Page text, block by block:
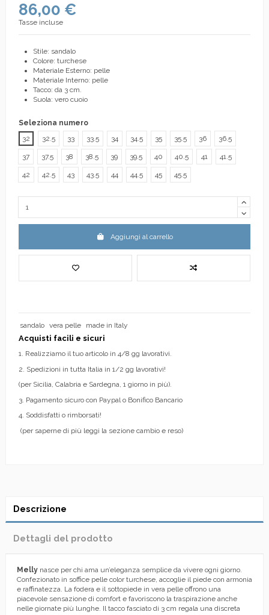
86,00 €
Tasse incluse
Stile: sandalo
Colore: turchese
Materiale Esterno: pelle
Materiale Interno: pelle
Tacco: da 3 cm.
Suola: vero cuoio
Seleziona numero
32
32.5 33 33.5 34 34.5 35 35.5 36 36.5
37 37.5 38 38.5 39 39.5 40 40.5 41 41.5
42 42.5 43 43.5 44 44.5 45 45.5
Aggiungi al carrello
sandalo vera pelle made in Italy
Acquisti facili e sicuri
1. Realizziamo il tuo articolo in 4/8 gg lavorativi.
2. Spedizioni in tutta Italia in 1/2 gg lavorativi!
(per Sicilia, Calabria e Sardegna, 1 giorno in più).
3. Pagamento sicuro con Paypal o Bonifico Bancario
4. Soddisfatti o rimborsati!
(per saperne di più leggi la sezione cambio e reso)
Descrizione
Dettagli del prodotto
Melly nasce per chi ama un’eleganza semplice da vivere ogni giorno.
Confezionato in soffice pelle color turchese, accoglie il piede con armonia
e raffinatezza. La fodera e il sottopiede in vera pelle offrono una
piacevole sensazione di comfort e favoriscono la traspirazione anche
nelle giornate più lunghe. Il tacco fasciato di 3 cm regala una discreta